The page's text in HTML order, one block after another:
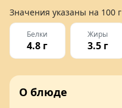
Значения указаны на 100 г
Белки
4.8 г
Жиры
3.5 г
О блюде